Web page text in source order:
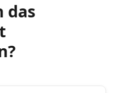
das